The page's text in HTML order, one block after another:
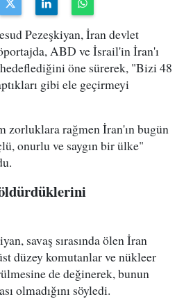
Pezeşkiyan, İran devlet
ABD ve İsrail'in İran'ı
öne sürerek, "Bizi 48
gibi ele geçirmeyi
zorluklara rağmen İran'ın bugün
onurlu ve saygın bir ülke"
savaş sırasında ölen İran
düzey komutanlar ve nükleer
de değinerek, bunun
olmadığını söyledi.